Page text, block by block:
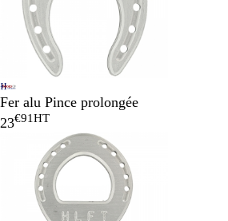
Fer alu Pince prolongée
23€91HT